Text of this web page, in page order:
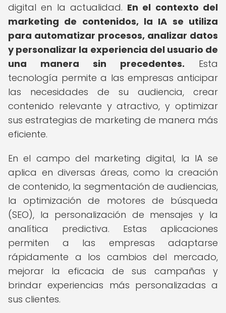
digital en la actualidad. En el contexto del
marketing de contenidos, la IA se utiliza
para automatizar procesos, analizar datos
y personalizar la experiencia del usuario de
una manera sin precedentes. Esta
tecnología permite a las empresas anticipar
las necesidades de su audiencia, crear
contenido relevante y atractivo, y optimizar
sus estrategias de marketing de manera más
eficiente.
En el campo del marketing digital, la IA se
aplica en diversas áreas, como la creación
de contenido, la segmentación de audiencias,
la optimización de motores de búsqueda
(SEO), la personalización de mensajes y la
analítica predictiva. Estas aplicaciones
permiten a las empresas adaptarse
rápidamente a los cambios del mercado,
mejorar la eficacia de sus campañas y
brindar experiencias más personalizadas a
sus clientes.